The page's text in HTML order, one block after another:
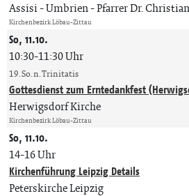
Assisi - Umbrien Pfarrer Dr.
Kirchenbezirk Löbau-Zittau
So, 11.10.
10:30-11:30 Uhr
19. So. n. Trinitatis
Gottesdienst zum Erntedankfest
Herwigsdorf Kirche
Kirchenbezirk Löbau-Zittau
So, 11.10.
14-16 Uhr
Kirchenführung Leipzig Details
Peterskirche Leipzig